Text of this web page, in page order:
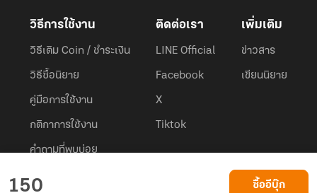
150 ซื้ออีบุ๊ก
วิธีการใช้งาน
วิธีเติม Coin / ชำระเงิน
วิธีซื้อนิยาย
คู่มือการใช้งาน
กติกาการใช้งาน
คำถามที่พบบ่อย
ติดต่อเรา
LINE Official
Facebook
X
Tiktok
เพิ่มเติม
ข่าวสาร
เขียนนิยาย
Dek-D.com ใช้คุกกี้เพื่อพัฒนาประสบการณ์ของ ผู้ใช้ให้ดียิ่งขึ้น
ยอมรับ